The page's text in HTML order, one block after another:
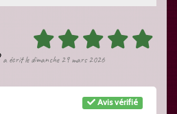
a écrit le dimanche 29 mars 2026
Avis vérifié